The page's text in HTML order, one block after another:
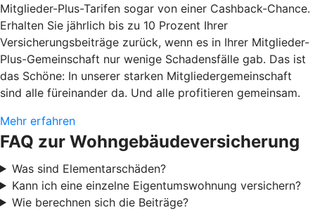
Mitglieder-Plus-Tarifen sogar von einer Cashback-Chance.
Erhalten Sie jährlich bis zu 10 Prozent Ihrer
Versicherungsbeiträge zurück, wenn es in Ihrer Mitglieder-
Plus-Gemeinschaft nur wenige Schadensfälle gab. Das ist
das Schöne: In unserer starken Mitgliedergemeinschaft
sind alle füreinander da. Und alle profitieren gemeinsam.
Mehr erfahren
FAQ zur Wohngebäudeversicherung
Was sind Elementarschäden?
Kann ich eine einzelne Eigentumswohnung versichern?
Wie berechnen sich die Beiträge?